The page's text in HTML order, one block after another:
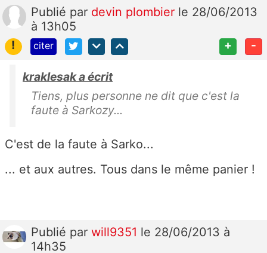
Publié par devin plombier le 28/06/2013
à 13h05
!
citer + -
kraklesak a écrit
Tiens, plus personne ne dit que c'est la
faute à Sarkozy...
C'est de la faute à Sarko...
... et aux autres. Tous dans le même panier !
Publié par will9351 le 28/06/2013 à
14h35